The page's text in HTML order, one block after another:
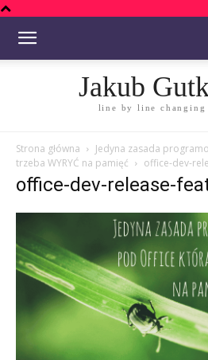
Jakub
line by line changing
Strona główna
Jedyna zasada
trzeba WYRYĆ na pamięć
office-dev-
office-dev-release-